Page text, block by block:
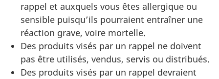
rappel et auxquels vous êtes allergique ou
sensible puisqu’ils pourraient entraîner une
réaction grave, voire mortelle.
Des produits visés par un rappel ne doivent
pas être utilisés, vendus, servis ou distribués.
Des produits visés par un rappel devraient